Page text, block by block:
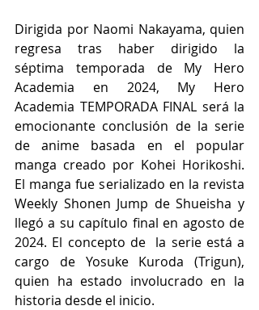
Dirigida por Naomi Nakayama, quien
regresa tras haber dirigido la
séptima temporada de My Hero
Academia en 2024, My Hero
Academia TEMPORADA FINAL será la
emocionante conclusión de la serie
de anime basada en el popular
manga creado por Kohei Horikoshi.
El manga fue serializado en la revista
Weekly Shonen Jump de Shueisha y
llegó a su capítulo final en agosto de
2024. El concepto de  la serie está a
cargo de Yosuke Kuroda (Trigun),
quien ha estado involucrado en la
historia desde el inicio.